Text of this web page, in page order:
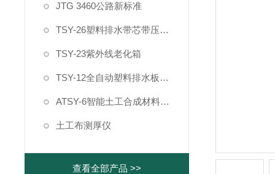
JTG 3460公路新标准
TSY-26塑料排水带芯带压屈强度试验机
TSY-23紫外线老化箱
TSY-12全自动塑料排水板纵向通水量测定仪
ATSY-6智能土工合成材料制样系统
土工布测厚仪
查看全部产品 >>